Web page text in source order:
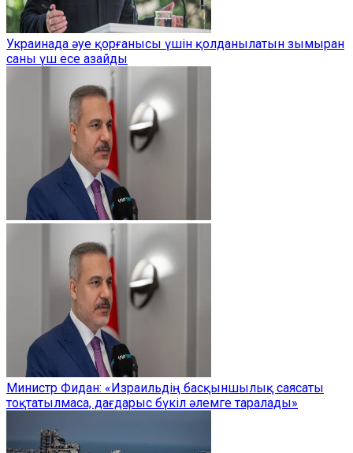
Украинада әуе қорғанысы үшін қолданылатын зымыран
саны үш есе азайды
Министр Фидан: «Израильдің басқыншылық саясаты
тоқтатылмаса, дағдарыс бүкіл әлемге таралады»